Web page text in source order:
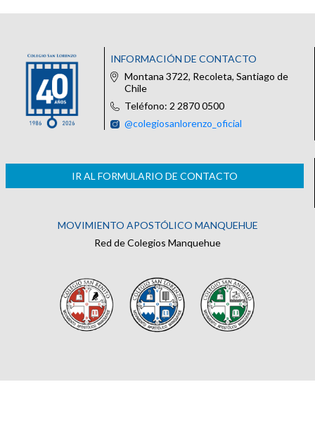
INFORMACIÓN DE CONTACTO
Montana 3722, Recoleta, Santiago de
Chile
Teléfono: 2 2870 0500
@colegiosanlorenzo_oficial
IR AL FORMULARIO DE CONTACTO
MOVIMIENTO APOSTÓLICO MANQUEHUE
Red de Colegios Manquehue